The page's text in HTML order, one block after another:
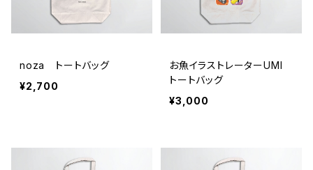
noza トートバッグ
¥2,700
お魚イラストレーターUMI
トートバッグ
¥3,000